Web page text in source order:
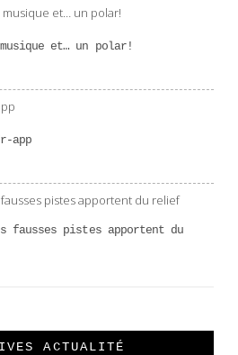
et… un polar!
app
fausses pistes apportent du
ACTUALITÉ